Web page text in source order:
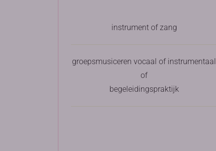
instrument of zang
groepsmusiceren vocaal of instrumentaal
of
begeleidingspraktijk